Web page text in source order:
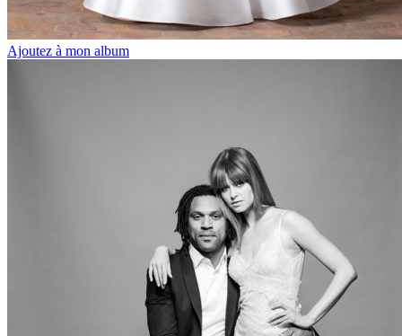
Ajoutez à mon album